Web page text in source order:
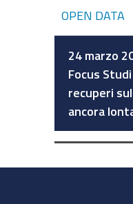
OPEN DATA
24 marzo
Focus
recuperi
ancora